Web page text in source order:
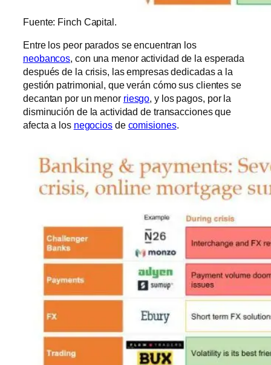
Fuente: Finch Capital.
Entre los peor parados se encuentran los
neobancos, con una menor actividad de la esperada
después de la crisis, las empresas dedicadas a la
gestión patrimonial, que verán cómo sus clientes se
decantan por un menor riesgo, y los pagos, por la
disminución de la actividad de transacciones que
afecta a los negociosde comisiones.